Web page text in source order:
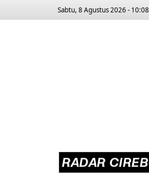
Sabtu, 8 Agustus 2026 - 10:08